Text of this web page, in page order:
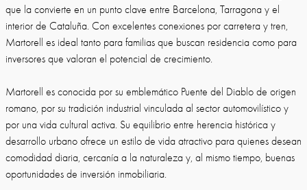
que la convierte en un punto clave entre Barcelona, Tarragona y el
interior de Cataluña. Con excelentes conexiones por carretera y tren,
Martorell es ideal tanto para familias que buscan residencia como para
inversores que valoran el potencial de crecimiento.
Martorell es conocida por su emblemático Puente del Diablo de origen
romano, por su tradición industrial vinculada al sector automovilístico y
por una vida cultural activa. Su equilibrio entre herencia histórica y
desarrollo urbano ofrece un estilo de vida atractivo para quienes desean
comodidad diaria, cercanía a la naturaleza y, al mismo tiempo, buenas
oportunidades de inversión inmobiliaria.